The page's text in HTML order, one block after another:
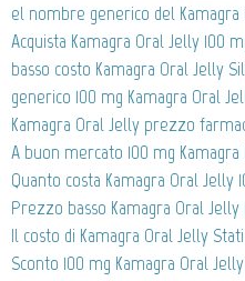
el nombre generico del Kamagra
Acquista Kamagra Oral Jelly 100
basso costo Kamagra Oral Jelly
generico 100 mg Kamagra Oral
Kamagra Oral Jelly prezzo
A buon mercato 100 mg Kamagra
Quanto costa Kamagra Oral Jelly
Prezzo basso Kamagra Oral Jelly
Il costo di Kamagra Oral Jelly
Sconto 100 mg Kamagra Oral